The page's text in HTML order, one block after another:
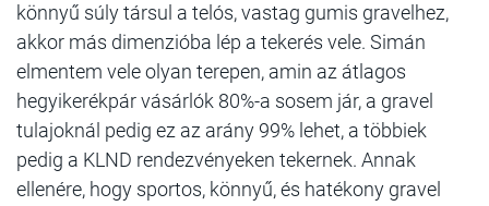
könnyű súly társul a telós, vastag gumis gravelhez,
akkor más dimenzióba lép a tekerés vele. Simán
elmentem vele olyan terepen, amin az átlagos
hegyikerékpár vásárlók 80%-a sosem jár, a gravel
tulajoknál pedig ez az arány 99% lehet, a többiek
pedig a KLND rendezvényeken tekernek. Annak
ellenére, hogy sportos, könnyű, és hatékony gravel